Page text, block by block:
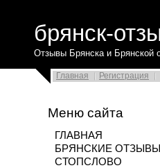
брянск-
Отзывы Брянска и Брянской
Главная Регистрация
Меню сайта
ГЛАВНАЯ
БРЯНСКИЕ ОТЗЫВЫ
СТОПСЛОВО